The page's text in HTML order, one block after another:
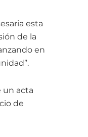
esta
de la
en
un acta
de